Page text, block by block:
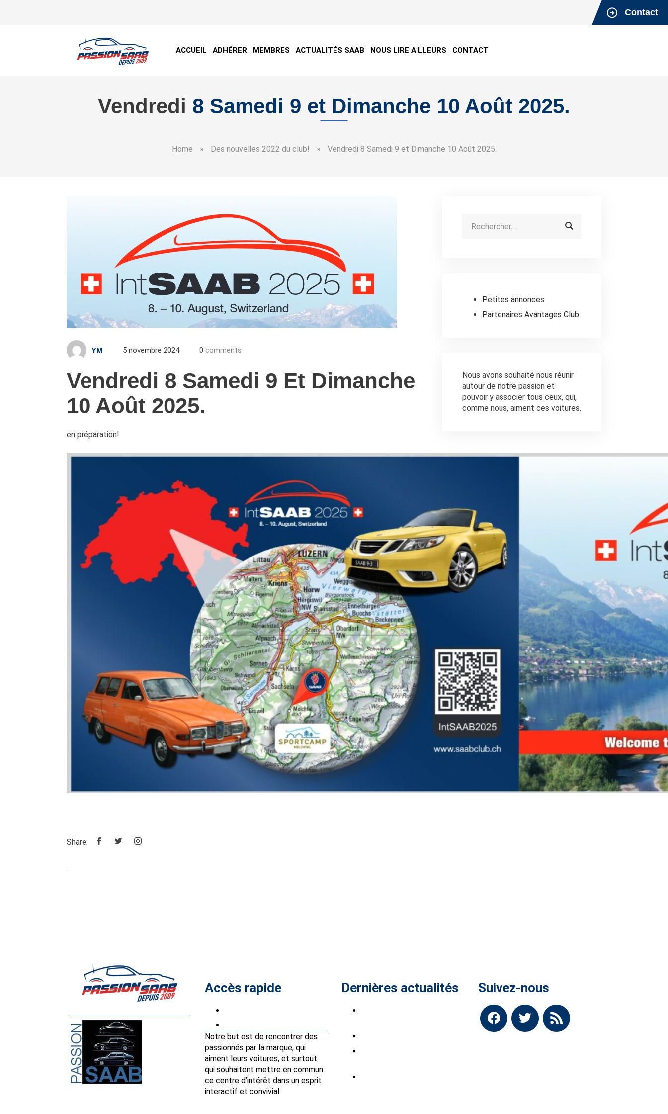
Contact
ACCUEIL ADHÉRER MEMBRES ACTUALITÉS SAAB NOUS LIRE AILLEURS CONTACT
Vendredi 8 Samedi 9 et Dimanche 10 Août 2025.
Home » Des nouvelles 2022 du club! » Vendredi 8 Samedi 9 et Dimanche 10 Août 2025.
YM 5 novembre 2024 0 comments
Vendredi 8 Samedi 9 Et Dimanche
10 Août 2025.
en préparation!
Share:
Petites annonces
Partenaires Avantages Club
Nous avons souhaité nous réunir
autour de notre passion et
pouvoir y associer tous ceux, qui,
comme nous, aiment ces voitures.
Accès rapide
Notre but est de rencontrer des
passionnés par la marque, qui
aiment leurs voitures, et surtout
qui souhaitent mettre en commun
ce centre d’intérêt dans un esprit
interactif et convivial.
Dernières actualités Suivez-nous
facebooktwitter rss